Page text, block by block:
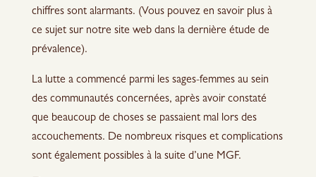
chiffres sont alarmants. (Vous pouvez en savoir plus à
ce sujet sur notre site web dans la dernière étude de
prévalence).
La lutte a commencé parmi les sages-femmes au sein
des communautés concernées, après avoir constaté
que beaucoup de choses se passaient mal lors des
accouchements. De nombreux risques et complications
sont également possibles à la suite d’une MGF.